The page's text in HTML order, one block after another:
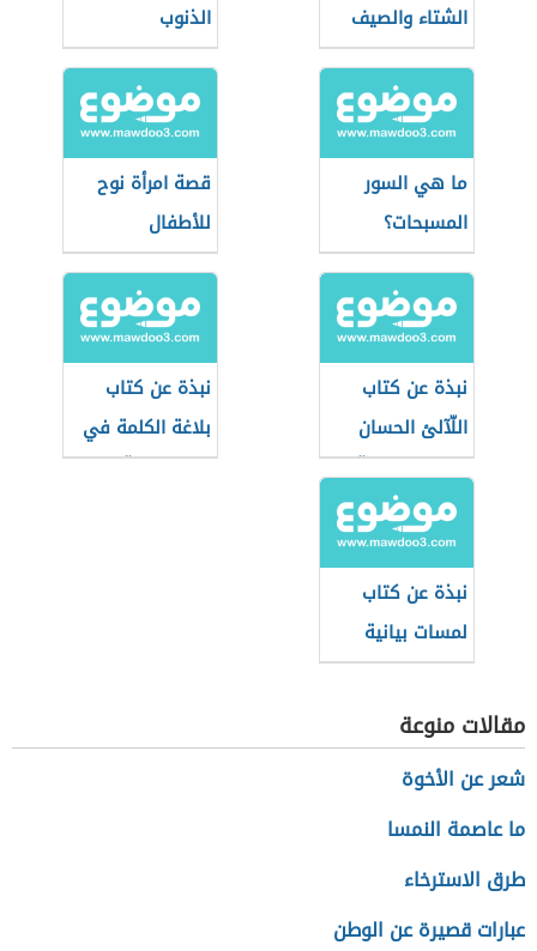
الشتاء والصيف
الذنوب
ما هي السور
المسبحات؟
قصة امرأة نوح
للأطفال
نبذة عن كتاب
اللّآلئ الحسان
في علوم القرآن
نبذة عن كتاب
بلاغة الكلمة في
التعبير القرآني
نبذة عن كتاب
لمسات بيانية
لفاضل السامرائي
مقالات منوعة
شعر عن الأخوة
ما عاصمة النمسا
طرق الاسترخاء
عبارات قصيرة عن الوطن